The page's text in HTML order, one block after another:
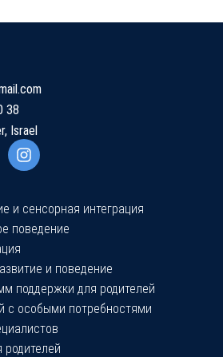
38
Israel
и сенсорная интеграция
поведение
и поведение
поддержки для родителей
с особыми потребностями